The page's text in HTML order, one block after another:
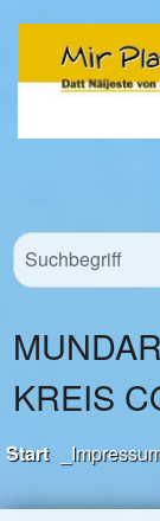
KREIS
Start